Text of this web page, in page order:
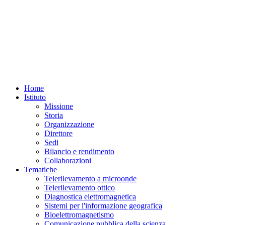
Home
Istituto
Missione
Storia
Organizzazione
Direttore
Sedi
Bilancio e rendimento
Collaborazioni
Tematiche
Telerilevamento a microonde
Telerilevamento ottico
Diagnostica elettromagnetica
Sistemi per l'informazione geografica
Bioelettromagnetismo